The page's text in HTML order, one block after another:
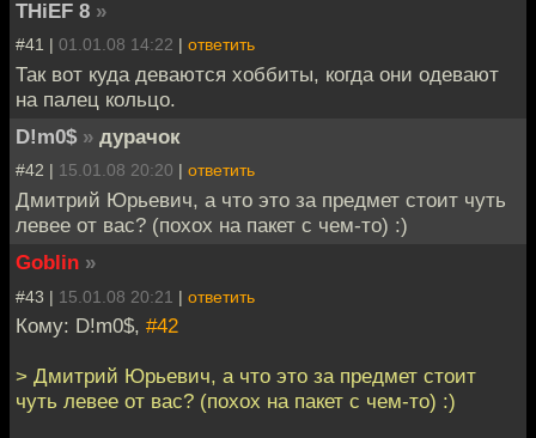
THiEF 8 »
#41 | 01.01.08 14:22 | ответить
Так вот куда деваются хоббиты, когда они одевают
на палец кольцо.
D!m0$ » дурачок
#42 | 15.01.08 20:20 | ответить
Дмитрий Юрьевич, а что это за предмет стоит чуть
левее от вас? (похох на пакет с чем-то) :)
Goblin »
#43 | 15.01.08 20:21 | ответить
Кому: D!m0$, #42
> Дмитрий Юрьевич, а что это за предмет стоит
чуть левее от вас? (похох на пакет с чем-то) :)